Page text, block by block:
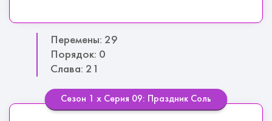
Перемены: 29
Порядок: 0
Слава: 21
Сезон 1 х Серия 09: Праздник Соль